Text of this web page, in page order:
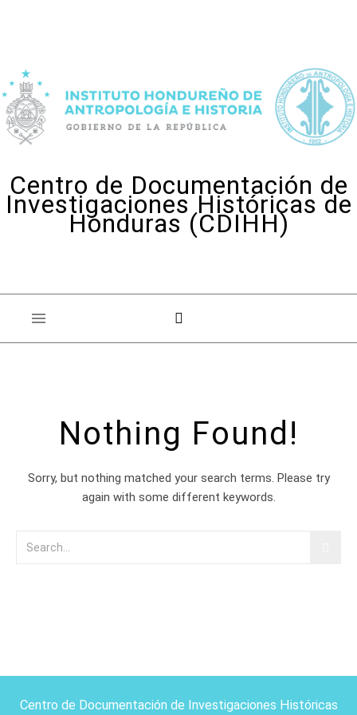
Centro de Documentación de
Investigaciones Históricas de
Honduras (CDIHH)
Nothing Found!
Sorry, but nothing matched your search terms. Please try
again with some different keywords.
Centro de Documentación de Investigaciones Históricas